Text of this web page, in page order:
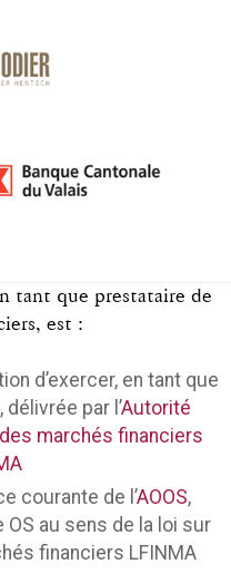
tant que prestataire de
est :
d’exercer, en tant que
par l’Autorité
marchés financiers
courante de l’AOOS,
au sens de la loi sur
financiers LFINMA